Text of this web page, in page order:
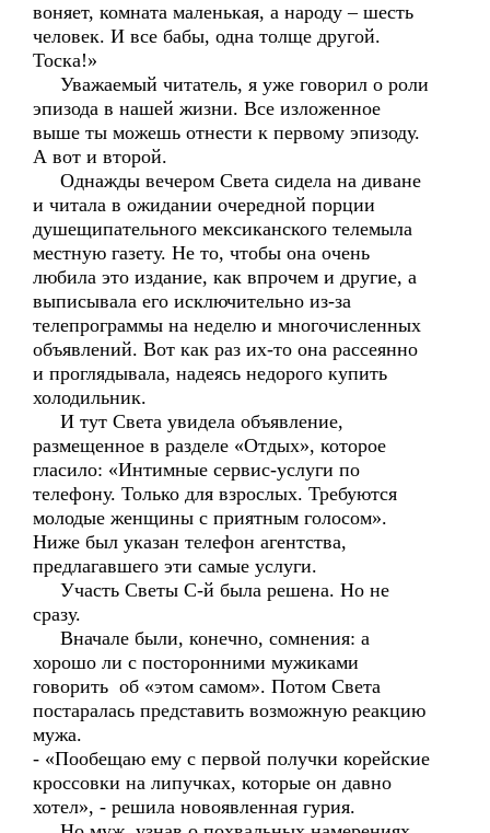
воняет, комната маленькая, а народу – шесть
человек. И все бабы, одна толще другой.
Тоска!»
Уважаемый читатель, я уже говорил о роли
эпизода в нашей жизни. Все изложенное
выше ты можешь отнести к первому эпизоду.
А вот и второй.
Однажды вечером Света сидела на диване
и читала в ожидании очередной порции
душещипательного мексиканского телемыла
местную газету. Не то, чтобы она очень
любила это издание, как впрочем и другие, а
выписывала его исключительно из-за
телепрограммы на неделю и многочисленных
объявлений. Вот как раз их-то она рассеянно
и проглядывала, надеясь недорого купить
холодильник.
И тут Света увидела объявление,
размещенное в разделе «Отдых», которое
гласило: «Интимные сервис-услуги по
телефону. Только для взрослых. Требуются
молодые женщины с приятным голосом».
Ниже был указан телефон агентства,
предлагавшего эти самые услуги.
Участь Светы С-й была решена. Но не
сразу.
Вначале были, конечно, сомнения: а
хорошо ли с посторонними мужиками
говорить об «этом самом». Потом Света
постаралась представить возможную реакцию
мужа.
- «Пообещаю ему с первой получки корейские
кроссовки на липучках, которые он давно
хотел», - решила новоявленная гурия.